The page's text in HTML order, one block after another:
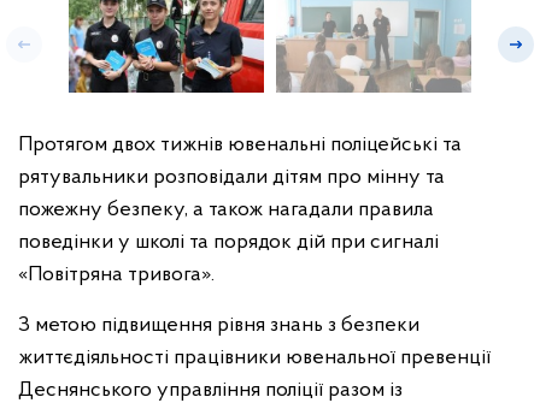
Протягом двох тижнів ювенальні поліцейські та
рятувальники розповідали дітям про мінну та
пожежну безпеку, а також нагадали правила
поведінки у школі та порядок дій при сигналі
«Повітряна тривога».
З метою підвищення рівня знань з безпеки
життєдіяльності працівники ювенальної превенції
Деснянського управління поліції разом із